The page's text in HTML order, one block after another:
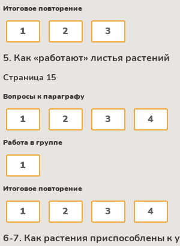
Итоговое повторение
1 2 3
5. Как «работают» листья растений
Страница 15
Вопросы к параграфу
1 2 3 4
Работа в группе
1
Итоговое повторение
1 2 3 4
6-7. Как растения приспособлены к